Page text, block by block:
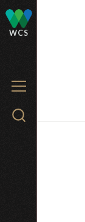
WCS
MENU
Search